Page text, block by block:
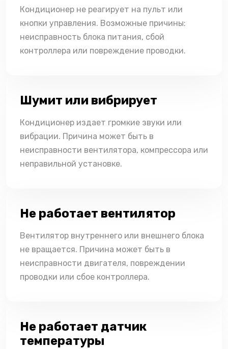
Кондиционер не реагирует на пульт или
кнопки управления. Возможные причины:
неисправность блока питания, сбой
контроллера или повреждение проводки.
Шумит или вибрирует
Кондиционер издает громкие звуки или
вибрации. Причина может быть в
неисправности вентилятора, компрессора или
неправильной установке.
Не работает вентилятор
Вентилятор внутреннего или внешнего блока
не вращается. Причина может быть в
неисправности двигателя, повреждении
проводки или сбое контроллера.
Не работает датчик
температуры